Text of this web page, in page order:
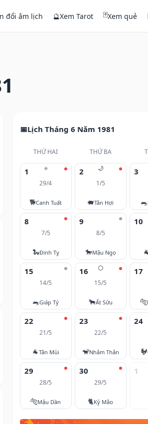
đổi âm lịch 🔮Xem Tarot 🃏Xem quẻ
Lịch Tháng 6 Năm 1981
THỨ HAI THỨ BA
⭐
1
29/4
🐕Canh Tuất
🌙
2
1/5
🐖Tân Hợi
3
🐀
8
7/5
🐍Đinh Tỵ
9
8/5
🐎Mậu Ngọ
10
15
14/5
🐀Giáp Tý
🌕
16
15/5
🐂Ất Sửu
17
🐅
22
21/5
🐐Tân Mùi
23
22/5
🐒Nhâm Thân
24
🐓
29
28/5
🐅Mậu Dần
30
29/5
🐈Kỷ Mão
1